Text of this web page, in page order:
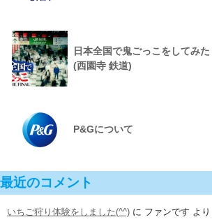
日本全国で鬼ごっこをしてみ
(西園寺 鉄道)
P&Gについて
最近のコメント
いちご狩り体験をしました(^^) に ファンです より